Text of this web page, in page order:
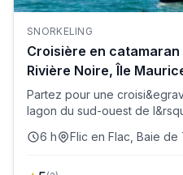
SNORKELING
Croisière en
Rivière Noire, Île
Partez pour une
lagon du sud-ouest de
6 h Flic en Flac, Baie de